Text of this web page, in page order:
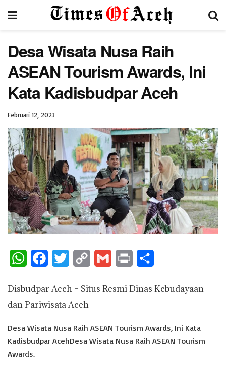
Desa Wisata Nusa Raih
ASEAN Tourism Awards, Ini
Kata Kadisbudpar Aceh
Februari 12, 2023
W
a
t
s
A
c
e
b
o
i
t
t
e
p
L
i
a
l
i
t
a
e
Disbudpar Aceh – Situs Resmi Dinas Kebudayaan
dan Pariwisata Aceh
Desa Wisata Nusa Raih ASEAN Tourism Awards, Ini Kata
Kadisbudpar AcehDesa Wisata Nusa Raih ASEAN Tourism
Awards.